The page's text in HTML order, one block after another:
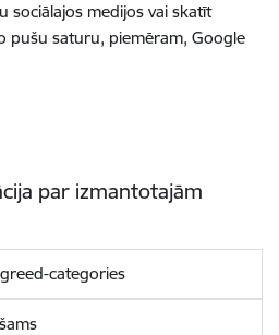
sociālajos medijos vai skatīt
pušu saturu, piemēram, Google
par izmantotajām
categories